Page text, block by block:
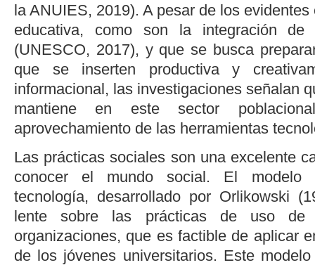
la ANUIES, 2019). A pesar de los
educativa, como son la integración
(UNESCO, 2017), y que se busca
que se inserten productiva y
informacional, las investigaciones señalan
mantiene en este sector
aprovechamiento de las herramientas
Las prácticas sociales son una excelente
conocer el mundo social. El modelo
tecnología, desarrollado por Orlikowski
lente sobre las prácticas de uso
organizaciones, que es factible de aplicar
de los jóvenes universitarios. Este